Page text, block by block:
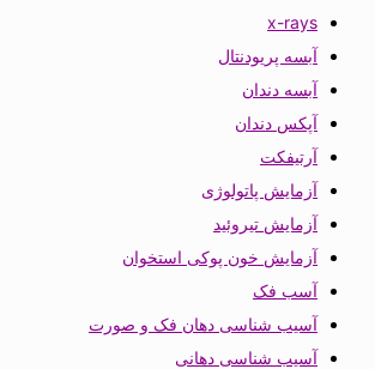
x-rays
آبسه پریودنتال
آبسه دندان
آپکس دندان
آرتیفکت
آزمایش پاتولوژی
آزمایش تیروئید
آزمایش خون پوکی استخوان
آسب فک
آسیب شناسی دهان فک و صورت
آسیب شناسی دهانی